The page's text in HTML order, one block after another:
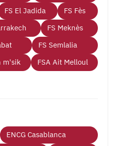
FS El Jadida
FS Fès
FS Meknès
FS Semlalia
m'sik FSA Ait Melloul
ENCG Casablanca